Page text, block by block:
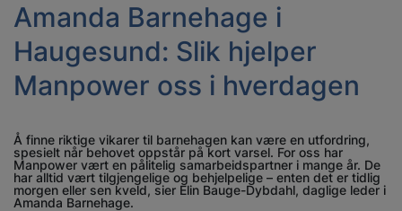
Amanda Barnehage i
Haugesund: Slik hjelper
Manpower oss i hverdagen
Å finne riktige vikarer til barnehagen kan være en utfordring,
spesielt når behovet oppstår på kort varsel. For oss har
Manpower vært en pålitelig samarbeidspartner i mange år. De
har alltid vært tilgjengelige og behjelpelige – enten det er tidlig
morgen eller sen kveld, sier Elin Bauge-Dybdahl, daglige leder i
Amanda Barnehage.